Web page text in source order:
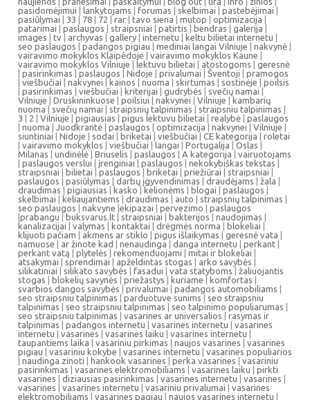
pasidomėjimui | lankytojams | forumas | skelbimai | pastebėjimai |
pasiūlymai | 33 | 78 | 72 | rar | tavo siena | mutop | optimizacija |
patarimai | paslaugos | straipsniai | patirtis | bendras | galerija |
images | tv | archyvas | gallery | internetu | keltu bilietai internetu |
seo paslaugos | padangos pigiau | mediniai langai Vilniuje | nakvynė |
vairavimo mokyklos Klaipėdoje | vairavimo mokyklos Kaune |
vairavimo mokyklos Vilniuje | lektuvu bilietai | atostogoms | geresnė
| pasirinkimas | paslaugos | Nidoje | privalumai | Šventoji | pramogos
| viešbučiai | nakvynei | kainos | nuoma | skirtumas | sostinėje | poilsis
| pasirinkimas | viešbučiai | kriterijai | gudrybės | svečių namai |
Vilniuje | Druskininkuose | poilsiui | nakvynei | Vilniuje |kambarių
nuoma | svečių namai | straipsnių talpinimas | straipsniu talpinimas |
3 | 2 | Vilniuje |pigiausias | pigus lektuvu bilietai | realybė | paslaugos
| nuoma | Juodkrantė | paslaugos | optimizacija | nakvynei | Vilniuje |
siuntiniai | Nidoje | sodai | briketai | viešbučiai | CE kategorija | roletai
| vairavimo mokyklos | viešbučiai | langai | Portugalija | Oslas |
Milanas | undinėlė | Briuselis | paslaugos | A kategorija | vairuotojams
| paslaugos verslui | įrenginiai | paslaugos | nekokybiškas tekstas |
straipsniai | bilietai |paslaugos | briketai | priežiūrai | straipsniai |
paslaugos | pasiūlymas | darbų įgyvendinimas | draudėjams | žala |
draudimas | pigiausias | kasko|kelionėms | blogai | paslaugos |
skelbimai | keliaujantiems | draudimas | auto | straipsnių talpinimas |
seo paslaugos | nakvyne |ekipazai | pervezimo | paslaugos
|prabangu | buksvarus.lt | straipsniai | bakterijos | naudojimas |
kanalizacijai | valymas | kontaktai | drėgmės norma | blokeliai |
klijuoti pačiam | akmens ar stiklo | pigus išlaikymas | geresnė vata |
namuose | ar žinote kad | nenaudinga | danga internetu | perkant |
perkant vatą | plytelės | rekomenduojami | mitai ir blokeliai |
atsakymai | sprendimai | apželdintas stogas | arko savybės |
silikatiniai | silikato savybės | fasadui | vata statyboms | žaliuojantis
stogas | blokelių savynės | priežastys | kuriame | komfortas |
svarbios dangos savybės | privalumai | padangos automobiliams |
seo straipsniu talpinimas | parduotuve sunims | seo straipsniu
talpinimas | seo straipsniu talpinimas | seo talpinimo populiarumas |
seo straipsniu talpinimas | vasarines ar universalios | rasymas ir
talpinimas | padangos internetu | vasarines internetu | vasarines
internetu | vasarines | vasarines laiku | vasarines internetu |
taupantiems laika | vasariniu pirkimas | naujos vasarines | vasarines
pigiau | vasariniu kokybe | vasarines internetu | vasarines populiarios
| naudinga zinoti | hankook vasarines | perka vasarines | vasariniu
pasirinkimas | vasarines elektromobiliams | vasarines laiku | pirkti
vasarines | diziausias pasirinkimas | vasarines internetu | vasarines |
vasarines | vasarines internetu | vasariniu privalumai | vasarines
elektromobiliams | vasarines pagiau | naujos vasarines internetu |